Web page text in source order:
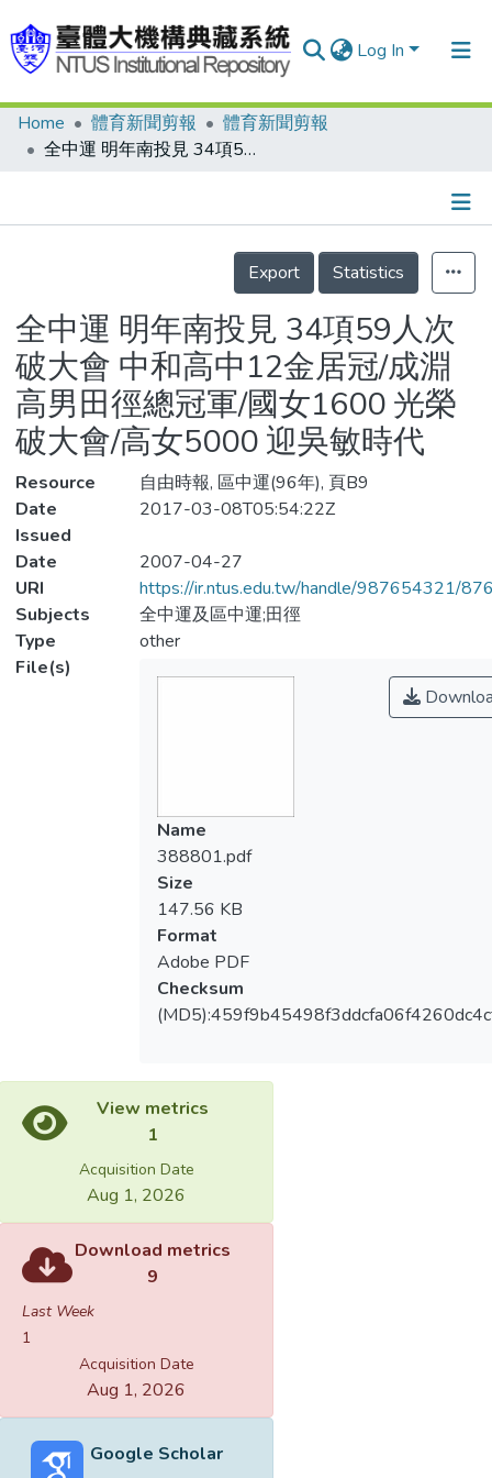
Log In
Communities & Collections
Statistics
Home 體育新聞剪報
體育新聞剪報
全中運 明年南投見 34項59人次破大會 中和高中12金居冠/成淵 高男田徑總冠軍/國女1600 光榮破大會/高女5000 迎吳敏時代
Details
Export
Statistics
全中運 明年南投見 34項59人次
破大會 中和高中12金居冠/成淵
高男田徑總冠軍/國女1600 光榮
破大會/高女5000 迎吳敏時代
Resource
自由時報, 區中運(96年), 頁B9
Date
Issued
2017-03-08T05:54:22Z
Date
2007-04-27
URI
https://ir.ntus.edu.tw/handle/987654321/
Subjects
全中運及區中運;田徑
Type
other
File(s)
Name
388801.pdf
Size
147.56 KB
Format
Adobe PDF
Checksum
View metrics
1
Acquisition Date
Aug 1, 2026
Download metrics
9
Last Week
1
Acquisition Date
Aug 1, 2026
Google Scholar